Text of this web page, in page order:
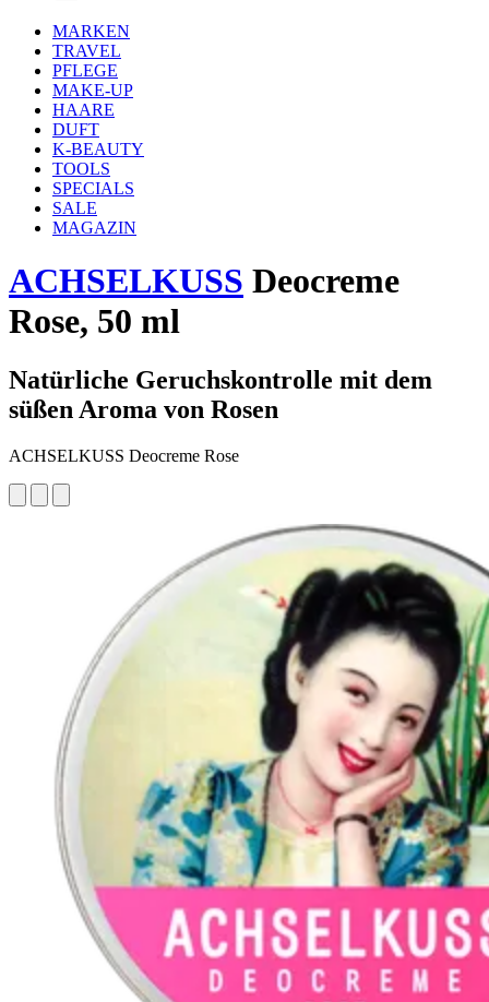
MARKEN
TRAVEL
PFLEGE
MAKE-UP
HAARE
DUFT
K-BEAUTY
TOOLS
SPECIALS
SALE
MAGAZIN
ACHSELKUSS Deocreme
Rose, 50 ml
Natürliche Geruchskontrolle mit dem
süßen Aroma von Rosen
ACHSELKUSS Deocreme Rose